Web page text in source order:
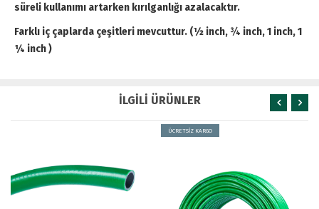
süreli kullanımı artarken kırılganlığı azalacaktır.
Farklı iç çaplarda çeşitleri mevcuttur. (½ inch, ¾ inch, 1 inch, 1
¼ inch )
İLGİLİ ÜRÜNLER
ÜCRETSİZ KARGO